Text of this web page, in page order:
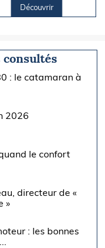
Découvrir
consultés
: le catamaran à
2026
le confort
directeur de «
»
: les bonnes